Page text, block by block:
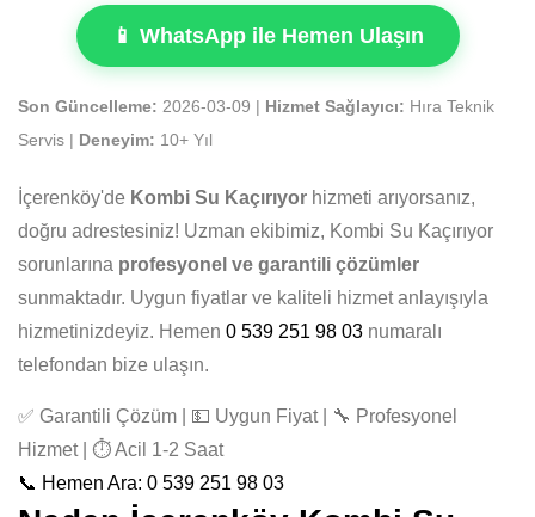
📱 WhatsApp ile Hemen Ulaşın
Son Güncelleme: 2026-03-09 | Hizmet Sağlayıcı: Hıra Teknik
Servis |
Deneyim: 10+ Yıl
İçerenköy'de Kombi Su Kaçırıyor hizmeti arıyorsanız,
doğru adrestesiniz! Uzman ekibimiz, Kombi Su Kaçırıyor
sorunlarına profesyonel ve garantili çözümler
sunmaktadır. Uygun fiyatlar ve kaliteli hizmet anlayışıyla
hizmetinizdeyiz. Hemen 0 539 251 98 03 numaralı
telefondan bize ulaşın.
✅ Garantili Çözüm | 💵 Uygun Fiyat | 🔧 Profesyonel
Hizmet | ⏱️ Acil 1-2 Saat
📞 Hemen Ara: 0 539 251 98 03